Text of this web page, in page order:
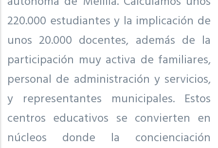
220.000 estudiantes y la implicación de
unos 20.000 docentes, además de la
participación muy activa de familiares,
personal de administración y servicios,
y representantes municipales. Estos
centros educativos se convierten en
núcleos donde la concienciación